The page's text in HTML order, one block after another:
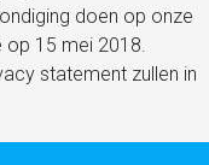
doen op onze
op 15 mei 2018.
statement zullen in